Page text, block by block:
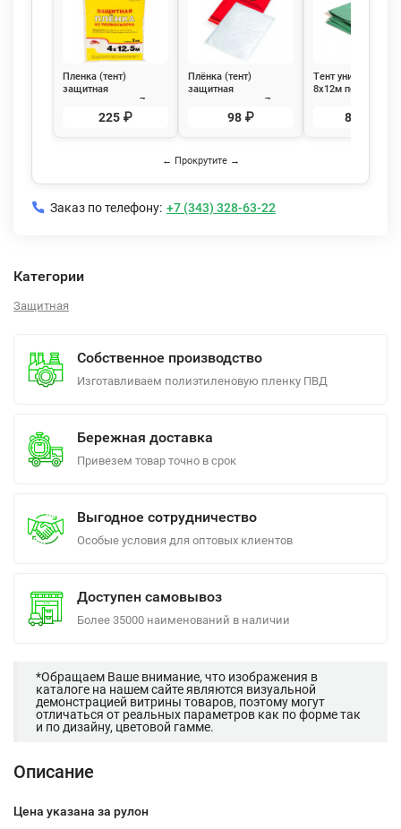
Пленка (тент)
защитная
полиэтиленовая 7мкм,
4х12,5м 50м2
225 ₽
Плёнка (тент)
защитная
полиэтиленовая 7мкм,
4х5м 20м2 РемоКолор
98 ₽
Тент
8х12м
люверсами Biber
8 069 ₽
← Прокрутите →
Заказ по телефону: +7 (343) 328-63-22
Категории
Защитная
Собственное производство
Изготавливаем полиэтиленовую пленку ПВД
Бережная доставка
Привезем товар точно в срок
Выгодное сотрудничество
Особые условия для оптовых клиентов
Доступен самовывоз
Более 35000 наименований в наличии
*Обращаем Ваше внимание, что изображения в
каталоге на нашем сайте являются визуальной
демонстрацией витрины товаров, поэтому могут
отличаться от реальных параметров как по форме так
и по дизайну, цветовой гамме.
Описание
Цена указана за рулон